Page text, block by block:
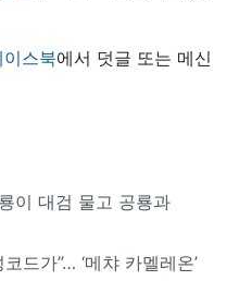
스북에서 덧글 또는 메신
이 대검 물고 공룡과
드가”… ‘메챠 카멜레온’